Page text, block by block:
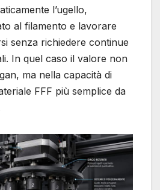
l’ugello,
al filamento e lavorare
senza richiedere continue
In quel caso il valore non
ma nella capacità di
FFF più semplice da